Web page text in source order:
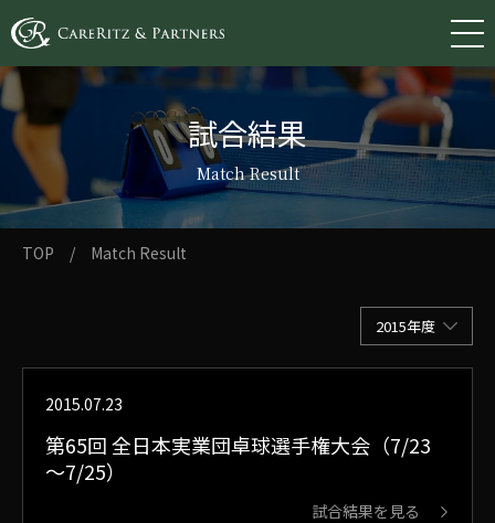
試合結果
Match Result
TOP / Match Result
2015年度
2015.07.23
第65回 全日本実業団卓球選手権大会（7/23
～7/25）
試合結果を見る